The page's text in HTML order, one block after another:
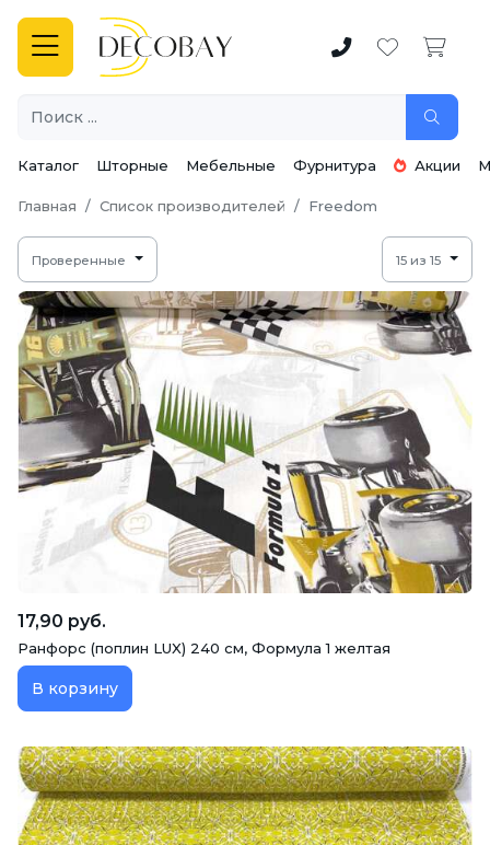
Каталог Шторные Мебельные Фурнитура Акции
Главная Список производителей Freedom
Проверенные 15 из 15
17,90 руб.
Ранфорс (поплин LUX) 240 см, Формула 1 желтая
В корзину